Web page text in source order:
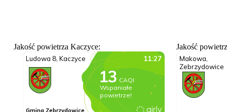
Jakość powietrza Kaczyce: Jakość